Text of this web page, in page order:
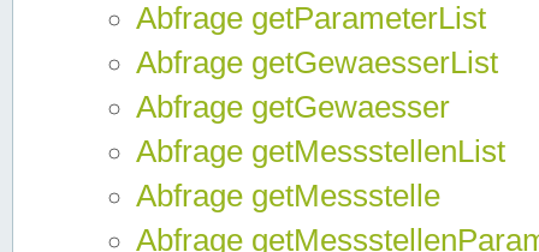
Abfrage getParameterList
Abfrage getGewaesserList
Abfrage getGewaesser
Abfrage getMessstellenList
Abfrage getMessstelle
Abfrage